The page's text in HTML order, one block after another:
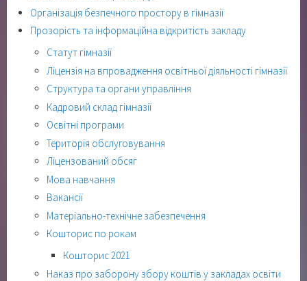
Організація безпечного простору в гімназії
Прозорість та інформаційна відкритість закладу
Статут гімназії
Ліцензія на впровадження освітньої діяльності гімназії
Структура та органи управління
Кадровий склад гімназії
Освітні програми
Територія обслуговування
Ліцензований обсяг
Мова навчання
Вакансії
Матеріально-технічне забезпечення
Кошторис по рокам
Кошторис 2021
Наказ про заборону збору коштів у закладах освіти